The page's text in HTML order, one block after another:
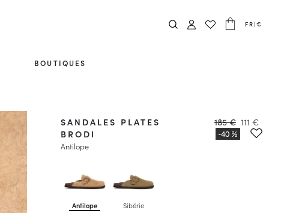
FR|€
BOUTIQUES
Antilope Sibérie
SANDALES PLATES
BRODI
Antilope
185 € 111 €